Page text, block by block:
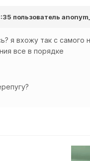
пользователь
я вхожу так с
все в порядке